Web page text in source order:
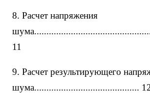
8. Расчет напряжения
11
9. Расчет результирующего
шума...........................................